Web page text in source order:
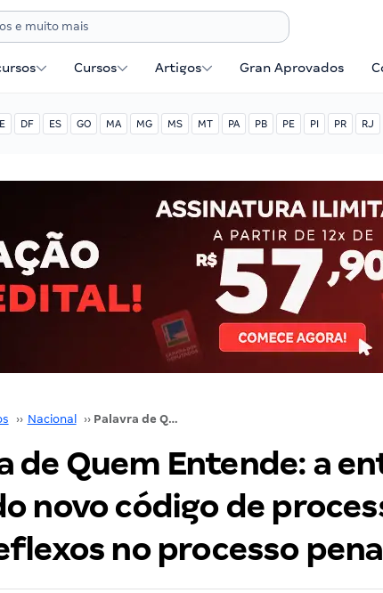
Cursos Artigos Gran Aprovados
DF ES GO MA MG MS MT PA PB PE PI PR RJ
›› Nacional ›› Palavra de Quem Entende: a entrada em vigor do novo código de processo civil e seus reflexos no processo penal
de Quem Entende: a
novo código de
no processo penal